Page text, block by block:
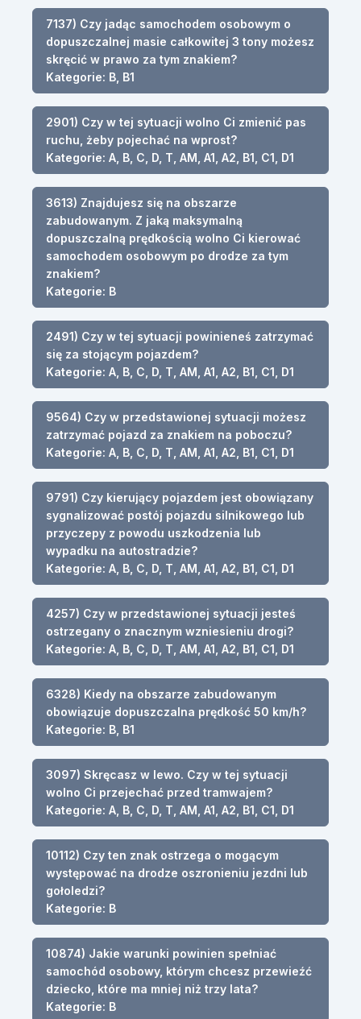
7137) Czy jadąc samochodem osobowym o
dopuszczalnej masie całkowitej 3 tony możesz
skręcić w prawo za tym znakiem?
Kategorie: B, B1
2901) Czy w tej sytuacji wolno Ci zmienić pas
ruchu, żeby pojechać na wprost?
Kategorie: A, B, C, D, T, AM, A1, A2, B1, C1, D1
3613) Znajdujesz się na obszarze
zabudowanym. Z jaką maksymalną
dopuszczalną prędkością wolno Ci kierować
samochodem osobowym po drodze za tym
znakiem?
Kategorie: B
2491) Czy w tej sytuacji powinieneś zatrzymać
się za stojącym pojazdem?
Kategorie: A, B, C, D, T, AM, A1, A2, B1, C1, D1
9564) Czy w przedstawionej sytuacji możesz
zatrzymać pojazd za znakiem na poboczu?
Kategorie: A, B, C, D, T, AM, A1, A2, B1, C1, D1
9791) Czy kierujący pojazdem jest obowiązany
sygnalizować postój pojazdu silnikowego lub
przyczepy z powodu uszkodzenia lub
wypadku na autostradzie?
Kategorie: A, B, C, D, T, AM, A1, A2, B1, C1, D1
4257) Czy w przedstawionej sytuacji jesteś
ostrzegany o znacznym wzniesieniu drogi?
Kategorie: A, B, C, D, T, AM, A1, A2, B1, C1, D1
6328) Kiedy na obszarze zabudowanym
obowiązuje dopuszczalna prędkość 50 km/h?
Kategorie: B, B1
3097) Skręcasz w lewo. Czy w tej sytuacji
wolno Ci przejechać przed tramwajem?
Kategorie: A, B, C, D, T, AM, A1, A2, B1, C1, D1
10112) Czy ten znak ostrzega o mogącym
występować na drodze oszronieniu jezdni lub
gołoledzi?
Kategorie: B
10874) Jakie warunki powinien spełniać
samochód osobowy, którym chcesz przewieźć
dziecko, które ma mniej niż trzy lata?
Kategorie: B